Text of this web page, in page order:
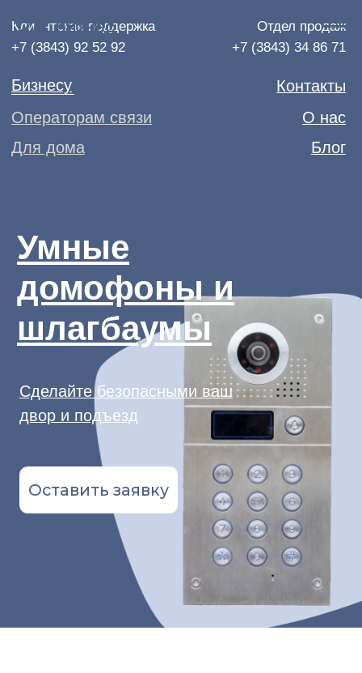
Операторам связи
+7 (3843) 92 52 92
Сделайте безопасными ваш
двор и подъезд
Оставить заявку
шлагбаумы